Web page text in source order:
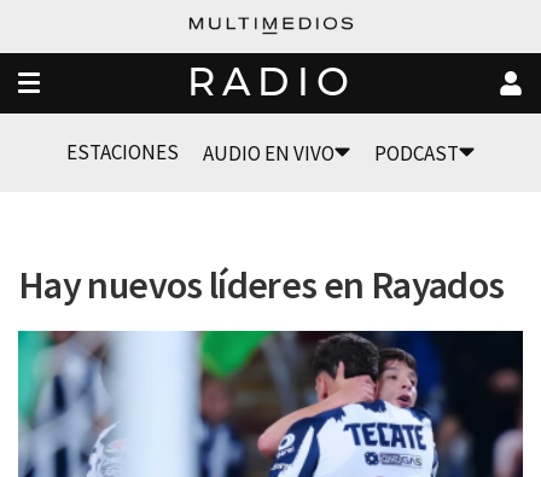
RADIO
ESTACIONES AUDIO EN VIVO PODCAST
Hay nuevos líderes en Rayados